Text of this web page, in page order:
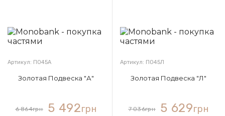
Артикул: П045А
Золотая Подвеска "А"
6 864грн 5 492грн
Артикул: П045Л
Золотая Подвеска "Л"
7 036грн 5 629грн